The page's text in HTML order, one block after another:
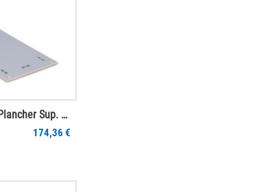
Jumbo-Unit A 2.5-10 Plancher Sup. SGR PS
174,36 €